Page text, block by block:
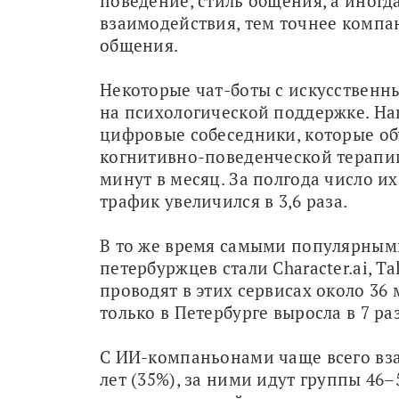
взаимодействия, тем точнее
общения.
Некоторые чат-боты с
на психологической поддержке.
цифровые собеседники, которые
когнитивно-поведенческой
минут в месяц. За полгода число
трафик увеличился в 3,6 раза.
В то же время самыми
петербуржцев стали Character.ai,
проводят в этих сервисах около
только в Петербурге выросла в 7
С ИИ-компаньонами чаще всего
лет (35%), за ними идут группы